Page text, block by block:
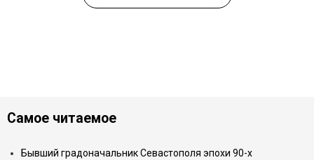
Самое читаемое
Бывший градоначальник Севастополя эпохи 90-х